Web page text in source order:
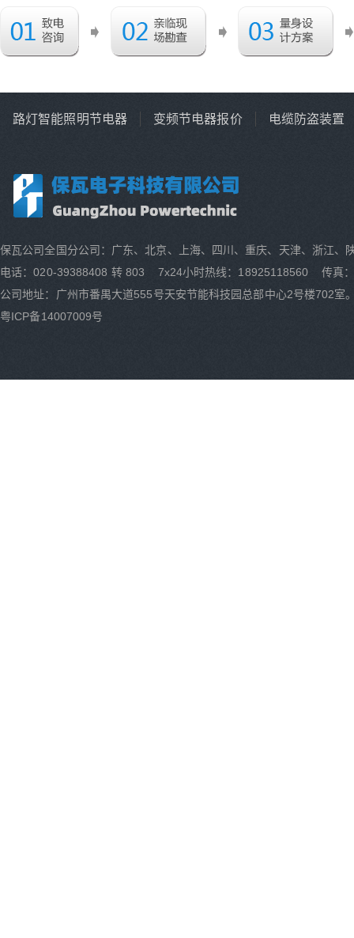
路灯智能照明节电器 变频节电器报价 电缆防盗装置
保瓦公司全国分公司：广东、北京、上海、四川、重庆、天津、浙江
电话：020-39388408 转 803 7x24小时热线：18925118560 传真
公司地址：广州市番禺大道555号天安节能科技园总部中心2号楼702室
粤ICP备14007009号